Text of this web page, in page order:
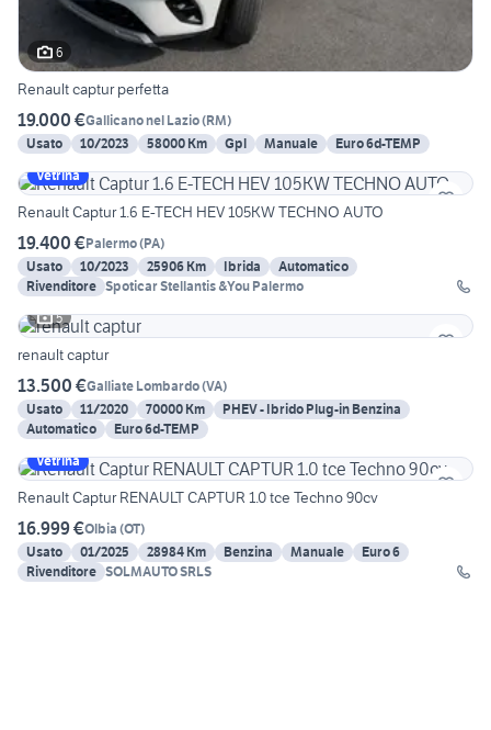
6
Renault captur perfetta
19.000 €Gallicano nel Lazio(RM)
Usato
10/2023 58000 Km Gpl Manuale
Euro 6d-TEMP
Vetrina
Renault Captur 1.6 E-TECH HEV 105KW TECHNO AUTO
19.400 €Palermo(PA)
Usato
10/2023 25906 Km Ibrida
Automatico
Rivenditore Spoticar Stellantis &You Palermo
5
renault captur
13.500 €Galliate Lombardo(VA)
Usato
11/2020 70000 Km
PHEV - Ibrido Plug-in Benzina
Automatico
Euro 6d-TEMP
Vetrina
Renault Captur RENAULT CAPTUR 1.0 tce Techno 90cv
16.999 €Olbia (OT)
Usato
01/2025 28984 Km Benzina Manuale
Euro 6
Rivenditore SOLMAUTO SRLS